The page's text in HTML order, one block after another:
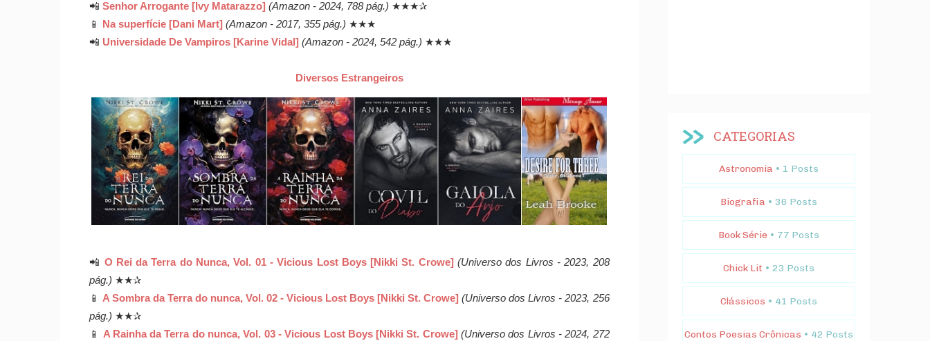
📲 Senhor Arrogante [Ivy Matarazzo] (Amazon - 2024, 788 pág.) ★★★✰
📱
Na superfície [Dani Mart] (Amazon - 2017, 355 pág.) ★★★
📲 Universidade De Vampiros [Karine Vidal] (Amazon - 2024, 542 pág.) ★★★
Diversos Estrangeiros
📲 O Rei da Terra do Nunca, Vol. 01 - Vicious Lost Boys [Nikki St. Crowe] (Universo dos Livros - 2023, 208
pág.) ★★✰
📱 A Sombra da Terra do nunca, Vol. 02 - Vicious Lost Boys [Nikki St. Crowe] (Universo dos Livros - 2023, 256
pág.) ★★✰
📱 A Rainha da Terra do nunca, Vol. 03 - Vicious Lost Boys [Nikki St. Crowe] (Universo dos Livros - 2024, 272
CATEGORIAS
Astronomia • 1 Posts
Biografia • 36 Posts
Book Série • 77 Posts
Chick Lit • 23 Posts
Clássicos • 41 Posts
Contos Poesias Crônicas • 42 Posts